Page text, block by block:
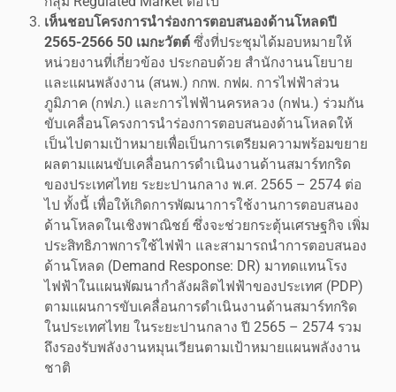
เห็นชอบโครงการนำร่องการตอบสนองด้านโหลดปี
2565-2566 50 เมกะวัตต์ ซึ่งที่ประชุมได้มอบหมายให้
หน่วยงานที่เกี่ยวข้อง ประกอบด้วย สำนักงานนโยบาย
และแผนพลังงาน (สนพ.) กกพ. กฟผ. การไฟฟ้าส่วน
ภูมิภาค (กฟภ.) และการไฟฟ้านครหลวง (กฟน.) ร่วมกัน
ขับเคลื่อนโครงการนำร่องการตอบสนองด้านโหลดให้
เป็นไปตามเป้าหมายเพื่อเป็นการเตรียมความพร้อมขยาย
ผลตามแผนขับเคลื่อนการดำเนินงานด้านสมาร์ทกริด
ของประเทศไทย ระยะปานกลาง พ.ศ. 2565 – 2574 ต่อ
ไป ทั้งนี้ เพื่อให้เกิดการพัฒนาการใช้งานการตอบสนอง
ด้านโหลดในเชิงพาณิชย์ ซึ่งจะช่วยกระตุ้นเศรษฐกิจ เพิ่ม
ประสิทธิภาพการใช้ไฟฟ้า และสามารถนำการตอบสนอง
ด้านโหลด (Demand Response: DR) มาทดแทนโรง
ไฟฟ้าในแผนพัฒนากำลังผลิตไฟฟ้าของประเทศ (PDP)
ตามแผนการขับเคลื่อนการดำเนินงานด้านสมาร์ทกริด
ในประเทศไทย ในระยะปานกลาง ปี 2565 – 2574 รวม
ถึงรองรับพลังงานหมุนเวียนตามเป้าหมายแผนพลังงาน
ชาติ